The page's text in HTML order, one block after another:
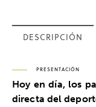
DESCRIPCIÓN
PRESENTACIÓN
Hoy en día, los
directa del